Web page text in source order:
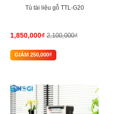
Tủ tài liệu gỗ TTL-G20
1,850,000₫ 2,100,000₫
GIẢM 250,000₫
-30%